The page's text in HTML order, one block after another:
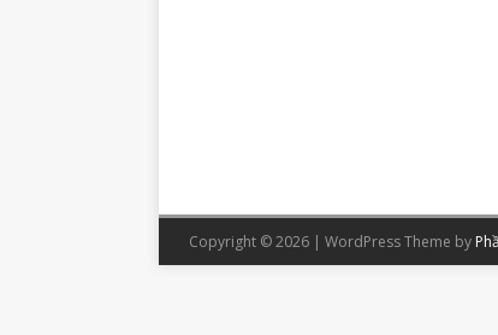
Copyright © 2026 | WordPress Theme by